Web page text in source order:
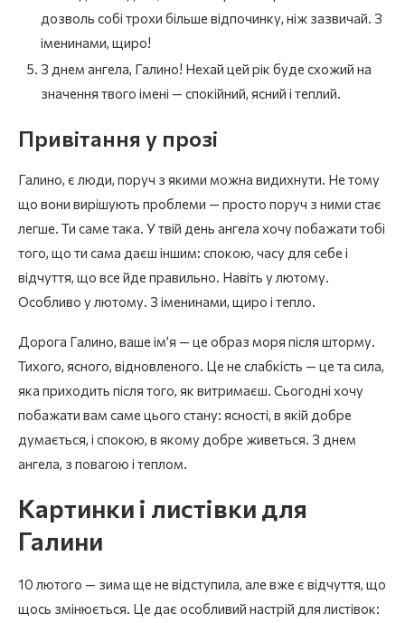
дозволь собі трохи більше відпочинку, ніж зазвичай. З
іменинами, щиро!
З днем ангела, Галино! Нехай цей рік буде схожий на
значення твого імені — спокійний, ясний і теплий.
Привітання у прозі
Галино, є люди, поруч з якими можна видихнути. Не тому
що вони вирішують проблеми — просто поруч з ними стає
легше. Ти саме така. У твій день ангела хочу побажати тобі
того, що ти сама даєш іншим: спокою, часу для себе і
відчуття, що все йде правильно. Навіть у лютому.
Особливо у лютому. З іменинами, щиро і тепло.
Дорога Галино, ваше ім’я — це образ моря після шторму.
Тихого, ясного, відновленого. Це не слабкість — це та сила,
яка приходить після того, як витримаєш. Сьогодні хочу
побажати вам саме цього стану: ясності, в якій добре
думається, і спокою, в якому добре живеться. З днем
ангела, з повагою і теплом.
Картинки і листівки для
Галини
10 лютого — зима ще не відступила, але вже є відчуття, що
щось змінюється. Це дає особливий настрій для листівок: